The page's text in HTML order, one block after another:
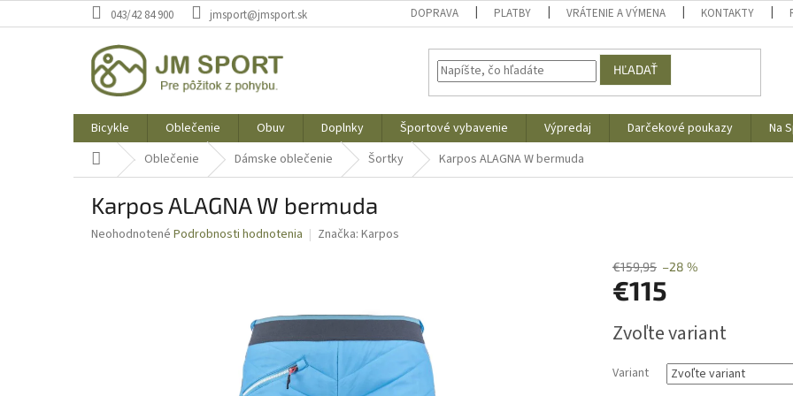
na
043/42 84 900 jmsport@jmsport.sk DOPRAVA PLATBY VRÁTENIE A VÝMENA KONTAKTY
HĽADAŤ
Bicykle Oblečenie Obuv Doplnky Športové vybavenie Výpredaj Darčekové poukazy Na
Domov Oblečenie Dámske oblečenie Šortky Karpos ALAGNA W bermuda
Karpos ALAGNA W bermuda
Priemerné
Neohodnotené Podrobnosti hodnotenia Značka: Karpos
€159,95 –28 %
€115
cena:
Zvoľte variant
Variant